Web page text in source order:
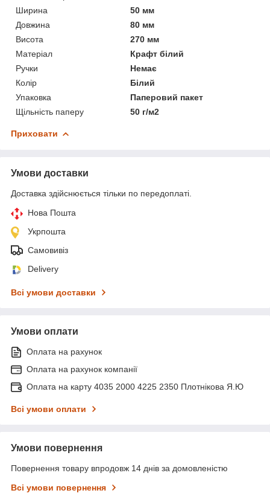
Ширина
50 мм
Довжина
80 мм
Висота
270 мм
Матеріал
Крафт білий
Ручки
Немає
Колір
Білий
Упаковка
Паперовий пакет
Щільність паперу
50 г/м2
Приховати
Умови доставки
Доставка здійснюється тільки по передоплаті.
Нова Пошта
Укрпошта
Самовивіз
Delivery
Всі умови доставки
Умови оплати
Оплата на рахунок
Оплата на рахунок компанії
Оплата на карту 4035 2000 4225 2350 Плотнікова Я.Ю
Всі умови оплати
Умови повернення
Повернення товару впродовж 14 днів за домовленістю
Всі умови повернення